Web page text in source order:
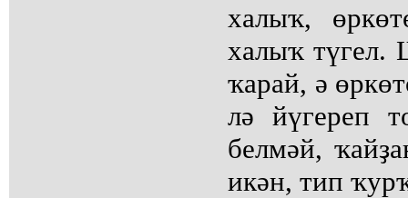
халыҡ,
халыҡ түгел.
ҡарай, ә
лә йүгереп
белмәй,
икән, тип